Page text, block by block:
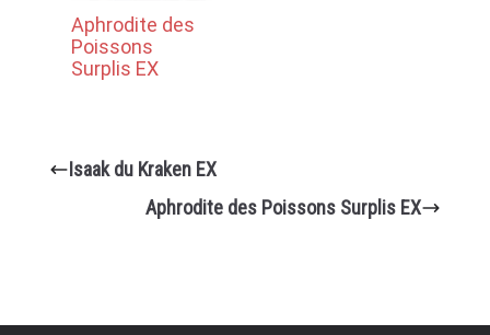
Aphrodite des
Poissons
Surplis EX
Isaak du Kraken EX
Aphrodite des Poissons Surplis EX